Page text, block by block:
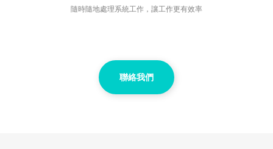
隨時隨地處理系統工作，讓工作更有效率
聯絡我們